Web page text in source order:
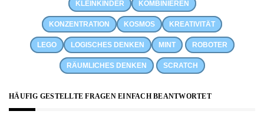
KLEINKINDER KOMBINIEREN
KONZENTRATION KOSMOS KREATIVITÄT
LEGO LOGISCHES DENKEN MINT ROBOTER
RÄUMLICHES DENKEN SCRATCH
HÄUFIG GESTELLTE FRAGEN EINFACH BEANTWORTET